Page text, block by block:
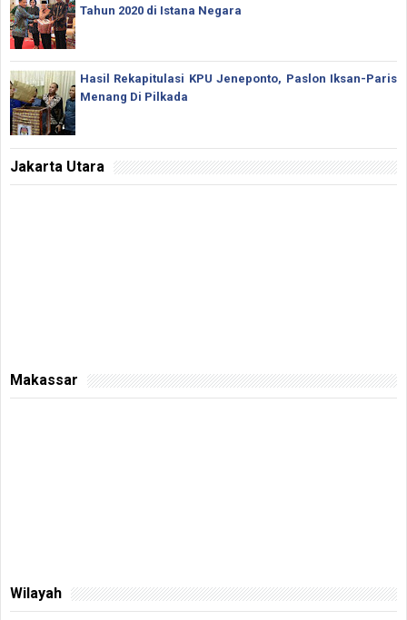
Tahun 2020 di Istana Negara
Hasil Rekapitulasi KPU Jeneponto, Paslon Iksan-Paris
Menang Di Pilkada
Jakarta Utara
Makassar
Wilayah